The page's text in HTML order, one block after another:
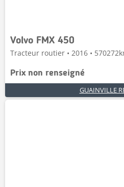
Volvo FMX 450
Tracteur routier • 2016 •
Prix non renseigné
GUAINVILLE